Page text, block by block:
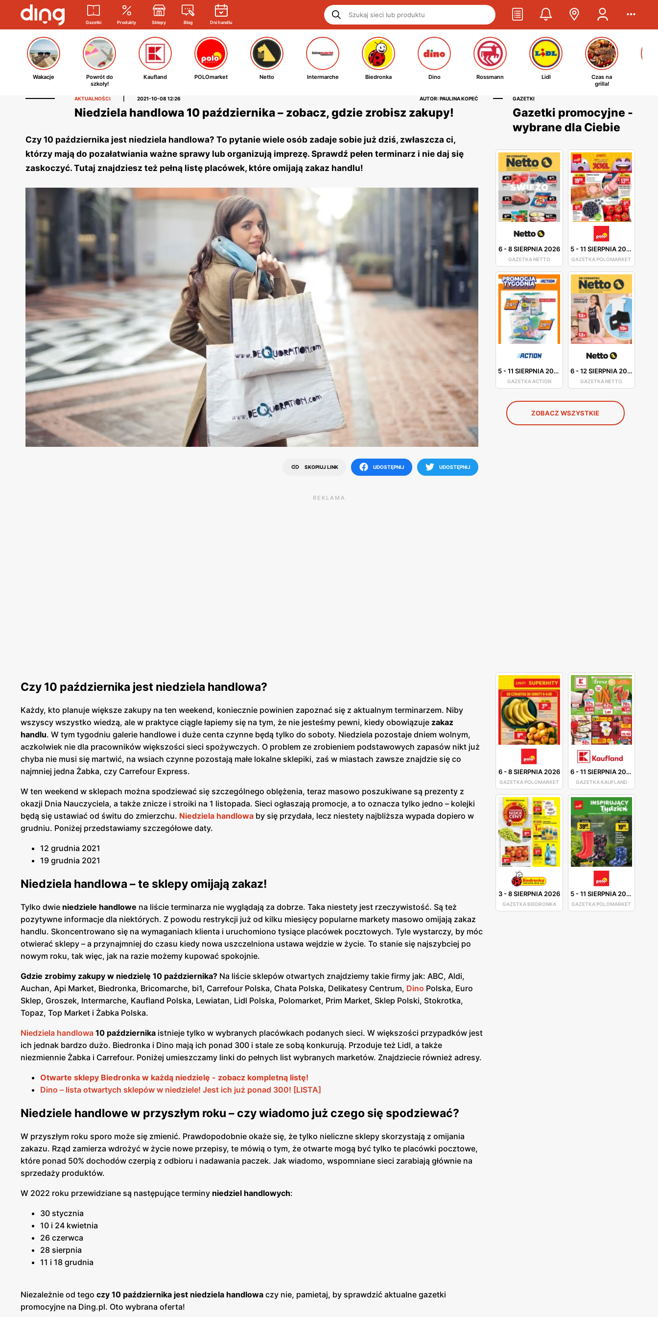
Gazetki Produkty Sklepy Blog Dni handlu
Wakacje
Powrót do
szkoły!
Kaufland POLOmarket Netto Intermarche Biedronka Dino Rossmann Lidl
Czas na
grilla!
AKTUALNOŚCI 2021-10-08 12:26 AUTOR: PAULINA KOPEĆ
Niedziela handlowa 10 października – zobacz, gdzie zrobisz zakupy!
Czy 10 października jest niedziela handlowa? To pytanie wiele osób zadaje sobie już dziś, zwłaszcza ci,
którzy mają do pozałatwiania ważne sprawy lub organizują imprezę. Sprawdź pełen terminarz i nie daj się
zaskoczyć. Tutaj znajdziesz też pełną listę placówek, które omijają zakaz handlu!
SKOPIUJ LINK UDOSTĘPNIJ UDOSTĘPNIJ
GAZETKI
Gazetki promocyjne -
wybrane dla Ciebie
6-8 SIERPNIA 2026
GAZETKA NETTO
5-11 SIERPNIA 2026
GAZETKA POLOMARKET
5-11 SIERPNIA 2026
GAZETKA ACTION
6-12 SIERPNIA 2026
GAZETKA NETTO
ZOBACZ WSZYSTKIE
6-8 SIERPNIA 2026
GAZETKA POLOMARKET
6-11 SIERPNIA 2026
GAZETKA KAUFLAND
3-8 SIERPNIA 2026
GAZETKA BIEDRONKA
5-11 SIERPNIA 2026
GAZETKA POLOMARKET
REKLAMA
Czy 10 października jest niedziela handlowa?
Każdy, kto planuje większe zakupy na ten weekend, koniecznie powinien zapoznać się z aktualnym terminarzem. Niby
wszyscy wszystko wiedzą, ale w praktyce ciągle łapiemy się na tym, że nie jesteśmy pewni, kiedy obowiązuje zakaz
handlu. W tym tygodniu galerie handlowe i duże centa czynne będą tylko do soboty. Niedziela pozostaje dniem wolnym,
aczkolwiek nie dla pracowników większości sieci spożywczych. O problem ze zrobieniem podstawowych zapasów nikt już
chyba nie musi się martwić, na wsiach czynne pozostają małe lokalne sklepiki, zaś w miastach zawsze znajdzie się co
najmniej jedna Żabka, czy Carrefour Express.
W ten weekend w sklepach można spodziewać się szczególnego oblężenia, teraz masowo poszukiwane są prezenty z
okazji Dnia Nauczyciela, a także znicze i stroiki na 1 listopada. Sieci ogłaszają promocje, a to oznacza tylko jedno – kolejki
będą się ustawiać od świtu do zmierzchu. Niedziela handlowa by się przydała, lecz niestety najbliższa wypada dopiero w
grudniu. Poniżej przedstawiamy szczegółowe daty.
12 grudnia 2021
19 grudnia 2021
Niedziela handlowa – te sklepy omijają zakaz!
Tylko dwie niedziele handlowe na liście terminarza nie wyglądają za dobrze. Taka niestety jest rzeczywistość. Są też
pozytywne informacje dla niektórych. Z powodu restrykcji już od kilku miesięcy popularne markety masowo omijają zakaz
handlu. Skoncentrowano się na wymaganiach klienta i uruchomiono tysiące placówek pocztowych. Tyle wystarczy, by móc
otwierać sklepy – a przynajmniej do czasu kiedy nowa uszczelniona ustawa wejdzie w życie. To stanie się najszybciej po
nowym roku, tak więc, jak na razie możemy kupować spokojnie.
Gdzie zrobimy zakupy w niedzielę 10 października? Na liście sklepów otwartych znajdziemy takie firmy jak: ABC, Aldi,
Auchan, Api Market, Biedronka, Bricomarche, bi1, Carrefour Polska, Chata Polska, Delikatesy Centrum, Dino Polska, Euro
Sklep, Groszek, Intermarche, Kaufland Polska, Lewiatan, Lidl Polska, Polomarket, Prim Market, Sklep Polski, Stokrotka,
Topaz, Top Market i Żabka Polska.
Niedziela handlowa 10 października istnieje tylko w wybranych placówkach podanych sieci. W większości przypadków jest
ich jednak bardzo dużo. Biedronka i Dino mają ich ponad 300 i stale ze sobą konkurują. Przoduje też Lidl, a także
niezmiennie Żabka i Carrefour. Poniżej umieszczamy linki do pełnych list wybranych marketów. Znajdziecie również adresy.
Otwarte sklepy Biedronka w każdą niedzielę - zobacz kompletną listę!
Dino – lista otwartych sklepów w niedziele! Jest ich już ponad 300! [LISTA]
Niedziele handlowe w przyszłym roku – czy wiadomo już czego się spodziewać?
W przyszłym roku sporo może się zmienić. Prawdopodobnie okaże się, że tylko nieliczne sklepy skorzystają z omijania
zakazu. Rząd zamierza wdrożyć w życie nowe przepisy, te mówią o tym, że otwarte mogą być tylko te placówki pocztowe,
które ponad 50% dochodów czerpią z odbioru i nadawania paczek. Jak wiadomo, wspomniane sieci zarabiają głównie na
sprzedaży produktów.
W 2022 roku przewidziane są następujące terminy niedziel handlowych:
30 stycznia
10 i 24 kwietnia
26 czerwca
28 sierpnia
11 i 18 grudnia
Niezależnie od tego czy 10 października jest niedziela handlowa czy nie, pamietaj, by sprawdzić aktualne gazetki
promocyjne na Ding.pl. Oto wybrana oferta!